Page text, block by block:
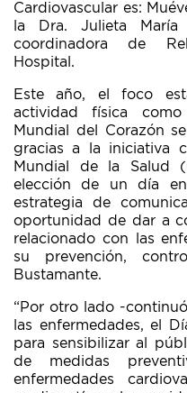
Cardiovascular es:
la Dra. Julieta María
coordinadora de
Hospital.
Este año, el foco
actividad física
Mundial del Corazón
gracias a la iniciativa
Mundial de la Salud
elección de un día
estrategia de
oportunidad de dar a
relacionado con las
su prevención,
Bustamante.
“Por otro lado -
las enfermedades, el
para sensibilizar al
de medidas
enfermedades